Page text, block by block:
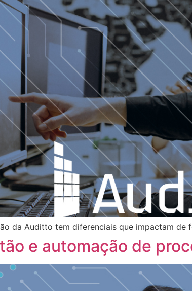
da Auditto tem diferenciais que impactam de
e automação de